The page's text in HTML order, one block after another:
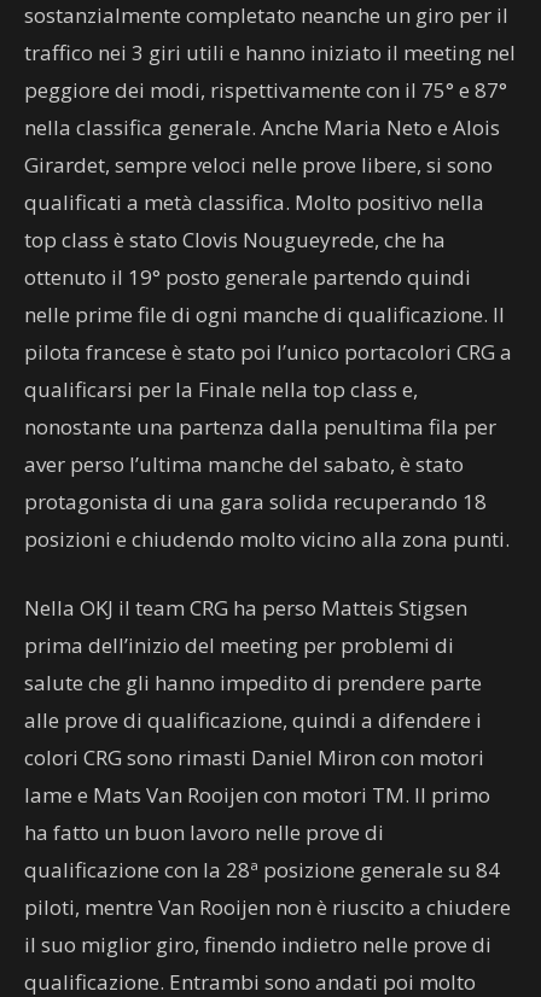
sostanzialmente completato neanche un giro per il
traffico nei 3 giri utili e hanno iniziato il meeting nel
peggiore dei modi, rispettivamente con il 75° e 87°
nella classifica generale. Anche Maria Neto e Alois
Girardet, sempre veloci nelle prove libere, si sono
qualificati a metà classifica. Molto positivo nella
top class è stato Clovis Nougueyrede, che ha
ottenuto il 19° posto generale partendo quindi
nelle prime file di ogni manche di qualificazione. Il
pilota francese è stato poi l’unico portacolori CRG a
qualificarsi per la Finale nella top class e,
nonostante una partenza dalla penultima fila per
aver perso l’ultima manche del sabato, è stato
protagonista di una gara solida recuperando 18
posizioni e chiudendo molto vicino alla zona punti.
Nella OKJ il team CRG ha perso Matteis Stigsen
prima dell’inizio del meeting per problemi di
salute che gli hanno impedito di prendere parte
alle prove di qualificazione, quindi a difendere i
colori CRG sono rimasti Daniel Miron con motori
Iame e Mats Van Rooijen con motori TM. Il primo
ha fatto un buon lavoro nelle prove di
qualificazione con la 28ª posizione generale su 84
piloti, mentre Van Rooijen non è riuscito a chiudere
il suo miglior giro, finendo indietro nelle prove di
qualificazione. Entrambi sono andati poi molto